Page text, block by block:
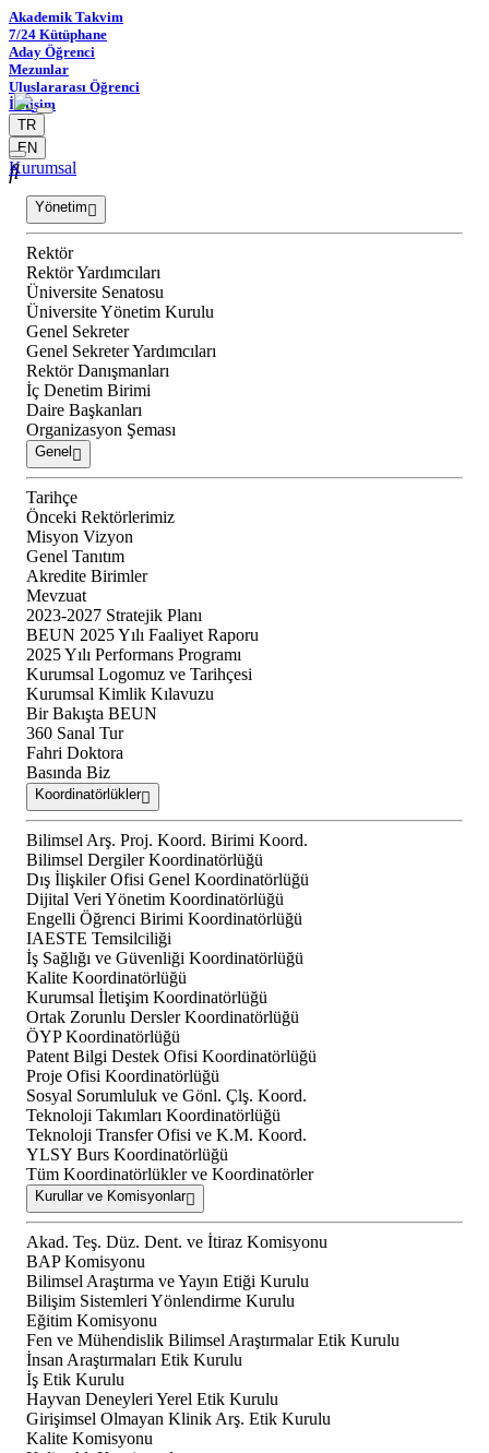
Akademik Takvim
7/24 Kütüphane
Aday Öğrenci
Mezunlar
Uluslararası Öğrenci
İletişim
TR
EN
Kurumsal
Yönetim
Rektör
Rektör Yardımcıları
Üniversite Senatosu
Üniversite Yönetim Kurulu
Genel Sekreter
Genel Sekreter Yardımcıları
Rektör Danışmanları
İç Denetim Birimi
Daire Başkanları
Organizasyon Şeması
Genel
Tarihçe
Önceki Rektörlerimiz
Misyon Vizyon
Genel Tanıtım
Akredite Birimler
Mevzuat
2023-2027 Stratejik Planı
BEUN 2025 Yılı Faaliyet Raporu
2025 Yılı Performans Programı
Kurumsal Logomuz ve Tarihçesi
Kurumsal Kimlik Kılavuzu
Bir Bakışta BEUN
360 Sanal Tur
Fahri Doktora
Basında Biz
Koordinatörlükler
Bilimsel Arş. Proj. Koord. Birimi Koord.
Bilimsel Dergiler Koordinatörlüğü
Dış İlişkiler Ofisi Genel Koordinatörlüğü
Dijital Veri Yönetim Koordinatörlüğü
Engelli Öğrenci Birimi Koordinatörlüğü
IAESTE Temsilciliği
İş Sağlığı ve Güvenliği Koordinatörlüğü
Kalite Koordinatörlüğü
Kurumsal İletişim Koordinatörlüğü
Ortak Zorunlu Dersler Koordinatörlüğü
ÖYP Koordinatörlüğü
Patent Bilgi Destek Ofisi Koordinatörlüğü
Proje Ofisi Koordinatörlüğü
Sosyal Sorumluluk ve Gönl. Çlş. Koord.
Teknoloji Takımları Koordinatörlüğü
Teknoloji Transfer Ofisi ve K.M. Koord.
YLSY Burs Koordinatörlüğü
Tüm Koordinatörlükler ve Koordinatörler
Kurullar ve Komisyonlar
Akad. Teş. Düz. Dent. ve İtiraz Komisyonu
BAP Komisyonu
Bilimsel Araştırma ve Yayın Etiği Kurulu
Bilişim Sistemleri Yönlendirme Kurulu
Eğitim Komisyonu
Fen ve Mühendislik Bilimsel Araştırmalar Etik Kurulu
İnsan Araştırmaları Etik Kurulu
İş Etik Kurulu
Hayvan Deneyleri Yerel Etik Kurulu
Girişimsel Olmayan Klinik Arş. Etik Kurulu
Kalite Komisyonu